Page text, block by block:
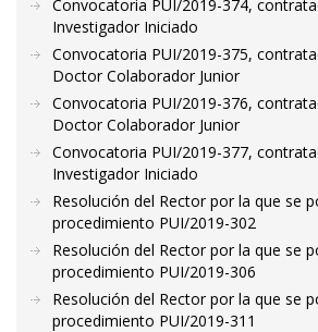
Convocatoria PUI/2019-374,
Investigador Iniciado
Convocatoria PUI/2019-375,
Doctor Colaborador Junior
Convocatoria PUI/2019-376,
Doctor Colaborador Junior
Convocatoria PUI/2019-377,
Investigador Iniciado
Resolución del Rector por la que se
procedimiento PUI/2019-302
Resolución del Rector por la que se
procedimiento PUI/2019-306
Resolución del Rector por la que se
procedimiento PUI/2019-311